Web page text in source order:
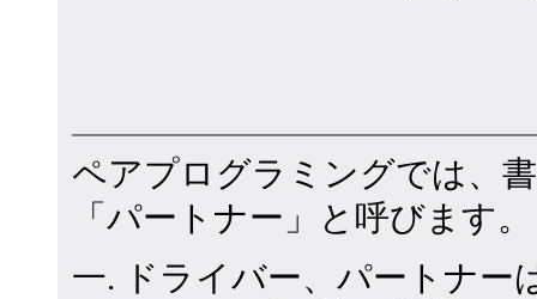
ペアプログラミングでは、
「パートナー」と呼びます。
一. ドライバー、パートナー